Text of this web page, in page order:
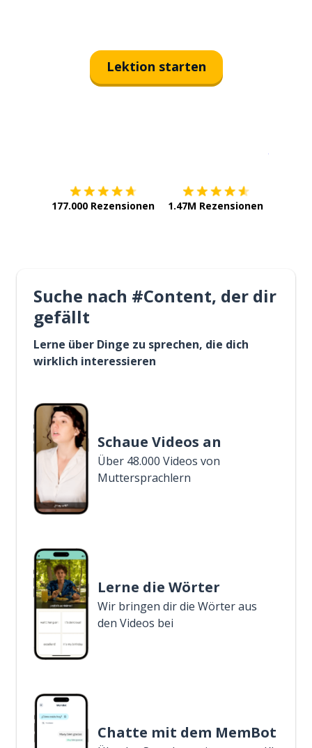
Lektion starten
177.000 Rezensionen 1.47M Rezensionen
Suche nach #Content, der dir
gefällt
Lerne über Dinge zu sprechen, die dich
wirklich interessieren
Schaue Videos an
Über 48.000 Videos von
Muttersprachlern
Lerne die Wörter
Wir bringen dir die Wörter aus
den Videos bei
Chatte mit dem MemBot